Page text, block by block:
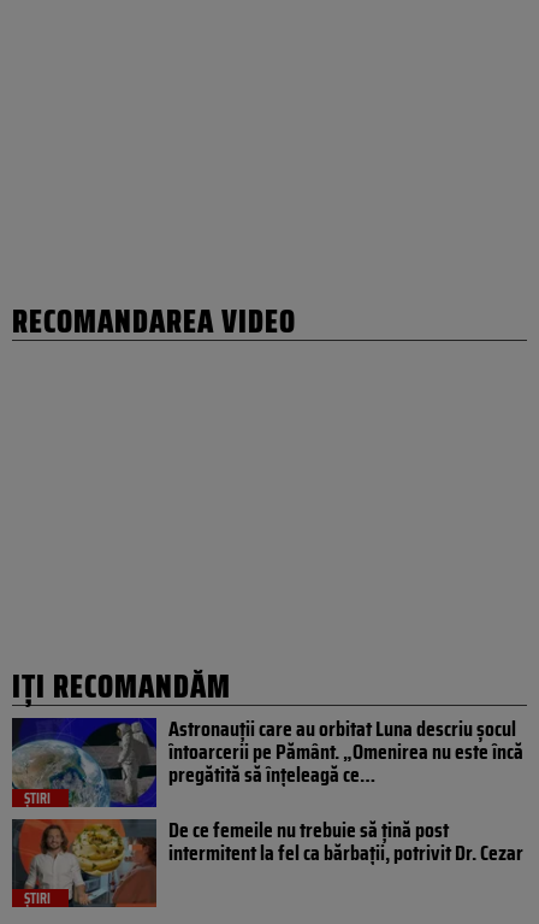
RECOMANDAREA VIDEO
IȚI RECOMANDĂM
ȘTIRI
Astronauții care au orbitat Luna descriu șocul
întoarcerii pe Pământ. „Omenirea nu este încă
pregătită să înțeleagă ce…
ȘTIRI
De ce femeile nu trebuie să țină post
intermitent la fel ca bărbații, potrivit Dr. Cezar